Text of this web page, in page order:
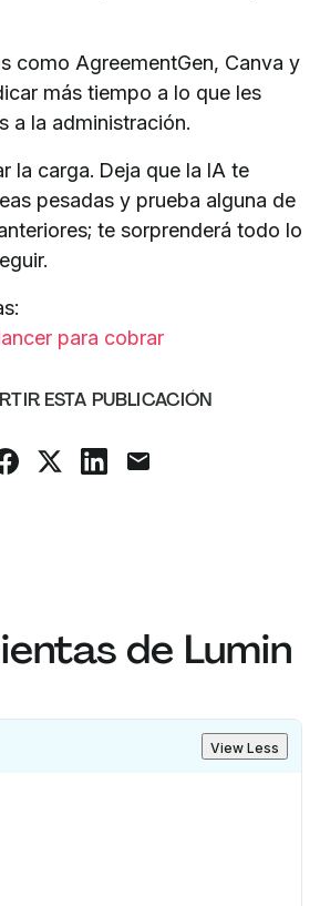
como AgreementGen, Canva y
más tiempo a lo que les
a la administración.
la carga. Deja que la IA te
pesadas y prueba alguna de
te sorprenderá todo lo
para cobrar
ESTA PUBLICACIÓN
de Lumin
View Less